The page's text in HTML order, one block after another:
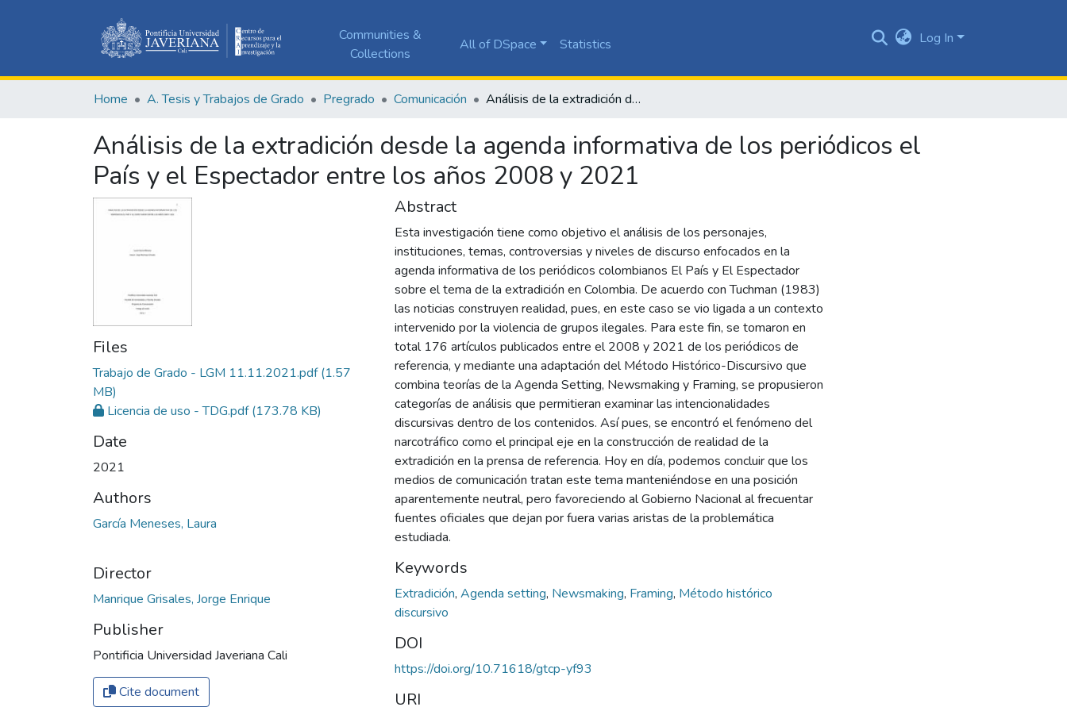
Communities &
Collections
All of DSpace Statistics Log In
Home A. Tesis y Trabajos de Grado Pregrado Comunicación Análisis de la extradición desde la agenda informativa de los periódicos el País y el Espectador entre los años 2008 y 2021
Análisis de la extradición desde la agenda informativa de los periódicos el
País y el Espectador entre los años 2008 y 2021
Files
Trabajo de Grado - LGM 11.11.2021.pdf(1.57
MB)
Licencia de uso - TDG.pdf(173.78 KB)
Date
2021
Authors
García Meneses, Laura
Director
Publisher
Pontificia Universidad Javeriana Cali
Cite document
Abstract
Esta investigación tiene como objetivo el análisis de los personajes,
instituciones, temas, controversias y niveles de discurso enfocados en la
agenda informativa de los periódicos colombianos El País y El Espectador
sobre el tema de la extradición en Colombia. De acuerdo con Tuchman (1983)
las noticias construyen realidad, pues, en este caso se vio ligada a un contexto
intervenido por la violencia de grupos ilegales. Para este fin, se tomaron en
total 176 artículos publicados entre el 2008 y 2021 de los periódicos de
referencia, y mediante una adaptación del Método Histórico-Discursivo que
combina teorías de la Agenda Setting, Newsmaking y Framing, se propusieron
categorías de análisis que permitieran examinar las intencionalidades
discursivas dentro de los contenidos. Así pues, se encontró el fenómeno del
narcotráfico como el principal eje en la construcción de realidad de la
extradición en la prensa de referencia. Hoy en día, podemos concluir que los
medios de comunicación tratan este tema manteniéndose en una posición
aparentemente neutral, pero favoreciendo al Gobierno Nacional al frecuentar
fuentes oficiales que dejan por fuera varias aristas de la problemática
estudiada.
Keywords
Extradición, Agenda setting, Newsmaking, Framing, Método histórico
discursivo
DOI
https://doi.org/10.71618/gtcp-yf93
URI